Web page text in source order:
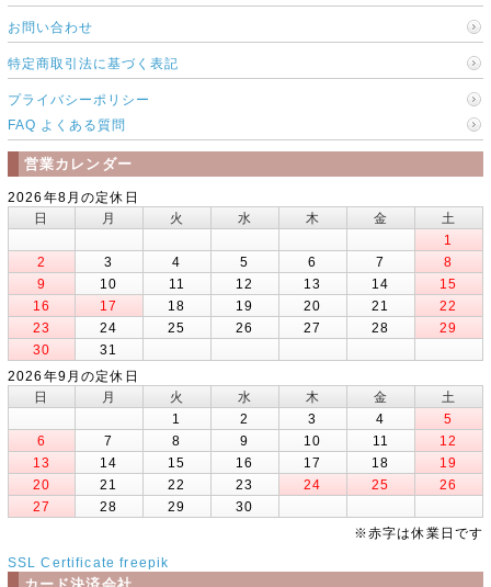
お問い合わせ
特定商取引法に基づく表記
プライバシーポリシー
FAQ よくある質問
営業カレンダー
2026年8月の定休日
日
月 火 水 木 金
土
1
2
3 4 5 6 7
8
9
10 11 12 13 14
15
16
17 18 19 20 21
22
23
24 25 26 27 28
29
30
31
2026年9月の定休日
日
月 火 水 木 金
土
1
2 3 4
5
6
7 8 9 10 11
12
13
14 15 16 17 18
19
20
21 22 23 24 25
26
27
28 29
30
※赤字は休業日です
SSL Certificate freepik